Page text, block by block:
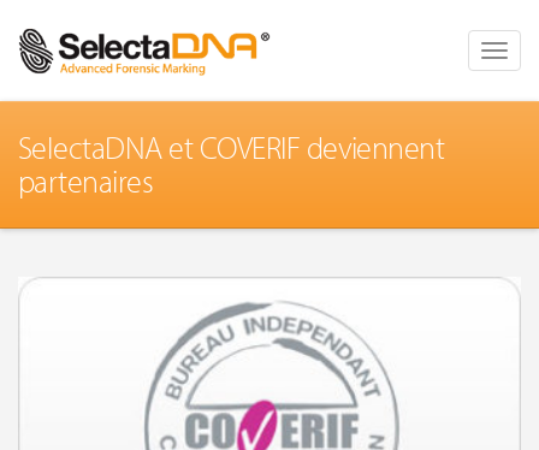
Toggle
SelectaDNA et COVERIF deviennent
partenaires